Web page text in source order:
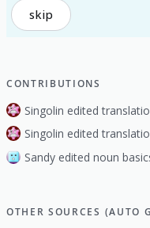
skip
CONTRIBUTIONS
Singolin edited
Singolin edited
Sandy edited noun
OTHER SOURCES (AUTO